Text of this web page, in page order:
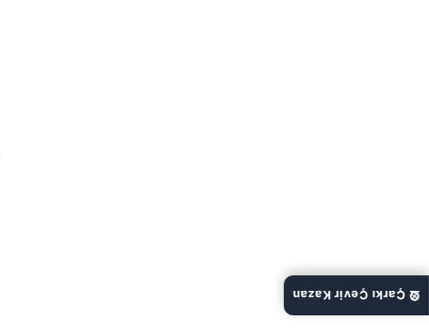
🎡 Çarkı Çevir Kazan